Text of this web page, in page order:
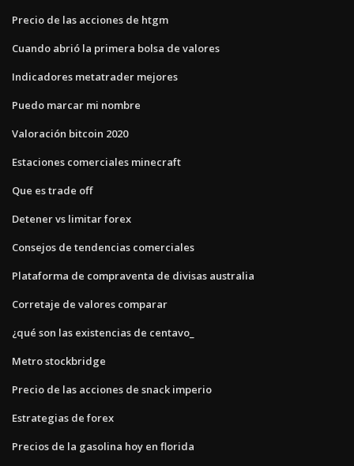
Precio de las acciones de htgm
Cuando abrió la primera bolsa de valores
Indicadores metatrader mejores
Puedo marcar mi nombre
Valoración bitcoin 2020
Estaciones comerciales minecraft
Que es trade off
Detener vs limitar forex
Consejos de tendencias comerciales
Plataforma de compraventa de divisas australia
Corretaje de valores comparar
¿qué son las existencias de centavo_
Metro stockbridge
Precio de las acciones de snack imperio
Estrategias de forex
Precios de la gasolina hoy en florida